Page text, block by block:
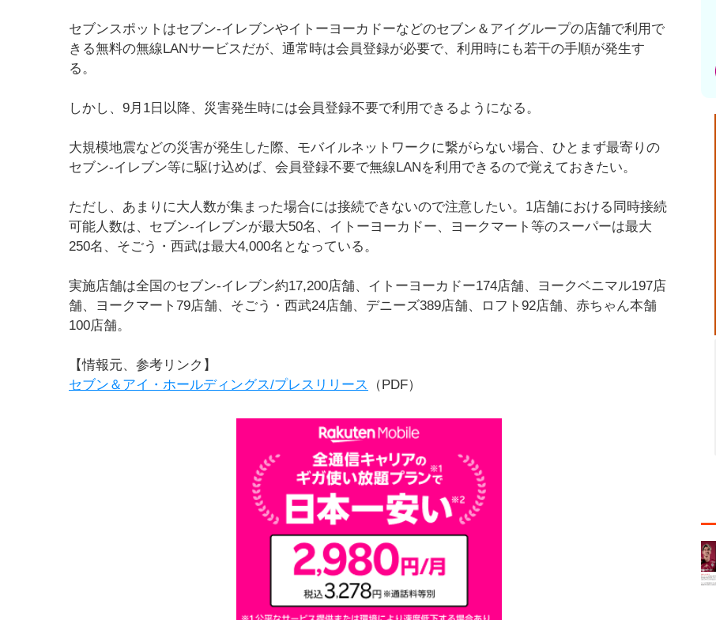
セブンスポットはセブン-イレブンやイトーヨーカドーなどのセブン＆アイグループの店舗で利用で
きる無料の無線LANサービスだが、通常時は会員登録が必要で、利用時にも若干の手順が発生す
る。
しかし、9月1日以降、災害発生時には会員登録不要で利用できるようになる。
大規模地震などの災害が発生した際、モバイルネットワークに繋がらない場合、ひとまず最寄りの
セブン-イレブン等に駆け込めば、会員登録不要で無線LANを利用できるので覚えておきたい。
ただし、あまりに大人数が集まった場合には接続できないので注意したい。1店舗における同時接続
可能人数は、セブン-イレブンが最大50名、イトーヨーカドー、ヨークマート等のスーパーは最大
250名、そごう・西武は最大4,000名となっている。
実施店舗は全国のセブン-イレブン約17,200店舗、イトーヨーカドー174店舗、ヨークベニマル197店
舗、ヨークマート79店舗、そごう・西武24店舗、デニーズ389店舗、ロフト92店舗、赤ちゃん本舗
100店舗。
【情報元、参考リンク】
セブン＆アイ・ホールディングス/プレスリリース
（PDF）